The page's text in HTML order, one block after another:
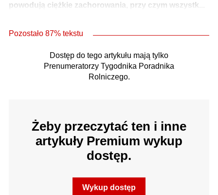
powodują ciężkie zachorowania, przy czym wszystk...
Pozostało 87% tekstu
Dostęp do tego artykułu mają tylko
Prenumeratorzy Tygodnika Poradnika
Rolniczego.
Żeby przeczytać ten i inne
artykuły Premium wykup
dostęp.
Wykup dostęp